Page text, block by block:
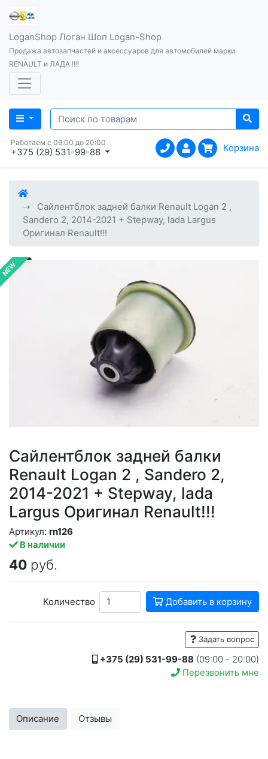
LoganShop Логан Шоп Logan-Shop
Продажа автозапчастей и аксессуаров для автомобилей марки
RENAULT и ЛАДА !!!!
Работаем с 09:00 до 20:00
+375 (29) 531-99-88 Корзина
Сайлентблок задней балки Renault Logan 2 ,
Sandero 2, 2014-2021 + Stepway, lada Largus
Оригинал Renault!!!
NEW
Сайлентблок задней балки
Renault Logan 2 , Sandero 2,
2014-2021 + Stepway, lada
Largus Оригинал Renault!!!
В наличии
Артикул: rn126
40 руб.
Количество Добавить в корзину
Задать вопрос
+375 (29) 531-99-88 (09:00 - 20:00)
Перезвонить мне
Описание Отзывы